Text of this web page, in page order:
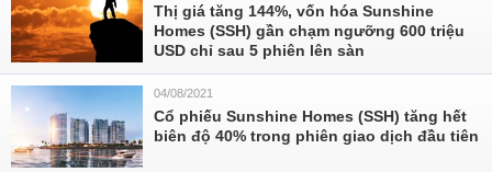
Thị giá tăng 144%, vốn hóa Sunshine
Homes (SSH) gần chạm ngưỡng 600 triệu
USD chỉ sau 5 phiên lên sàn
04/08/2021
Cổ phiếu Sunshine Homes (SSH) tăng hết
biên độ 40% trong phiên giao dịch đầu tiên